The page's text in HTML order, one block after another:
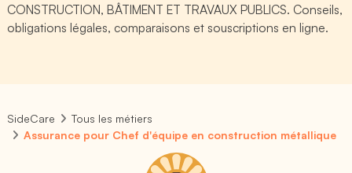
CONSTRUCTION, BÂTIMENT ET TRAVAUX PUBLICS. Conseils,
obligations légales, comparaisons et souscriptions en ligne.
SideCare
Tous les métiers
Assurance pour Chef d'équipe en construction métallique